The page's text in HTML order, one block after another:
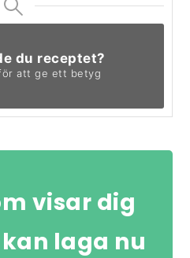
du receptet?
att ge ett betyg
visar dig
laga nu